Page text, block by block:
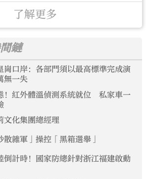
了解更多
鏈
崗口岸：各部門須以最高標準完成演
一失
！紅外體溫偵測系統就位 私家車一
文化集團總經理
雜軍」操控「黑箱選舉」
倒計時！國家防總針對浙江福建啟動